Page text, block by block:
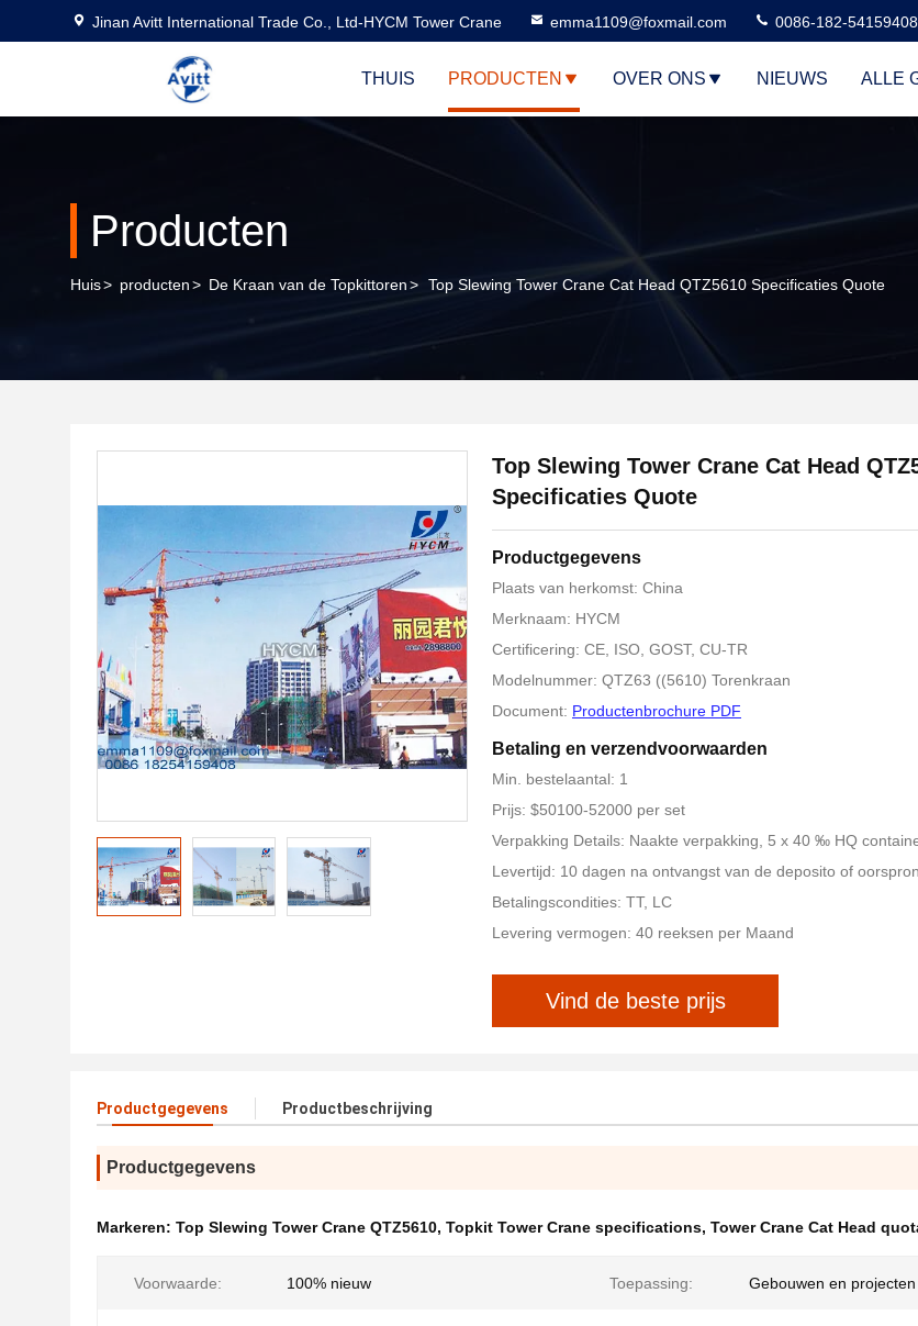
Jinan Avitt International Trade Co., Ltd-HYCM Tower Crane emma1109@foxmail.com 0086-182-54159408
THUIS PRODUCTEN OVER ONS NIEUWS ALLE
Producten
Huis> producten> De Kraan van de Topkittoren> Top Slewing Tower Crane Cat Head QTZ5610 Specificaties Quote
Top Slewing Tower Crane Cat Head
Specificaties Quote
Productgegevens
Plaats van herkomst: China
Merknaam: HYCM
Certificering: CE, ISO, GOST, CU-TR
Modelnummer: QTZ63 ((5610) Torenkraan
Document: Productenbrochure PDF
Betaling en verzendvoorwaarden
Min. bestelaantal: 1
Prijs: $50100-52000 per set
Verpakking Details: Naakte verpakking, 5 x 40 ‰ HQ
Levertijd: 10 dagen na ontvangst van de deposito of
Betalingscondities: TT, LC
Levering vermogen: 40 reeksen per Maand
Vind de beste prijs
Productgegevens Productbeschrijving
Productgegevens
Markeren: Top Slewing Tower Crane QTZ5610, Topkit Tower Crane specifications, Tower Crane Cat Head
Voorwaarde: 100% nieuw Toepassing: Gebouwen en projecten